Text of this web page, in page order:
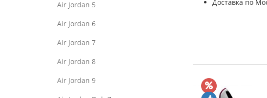
Air Jordan 5
Air Jordan 6
Air Jordan 7
Air Jordan 8
Air Jordan 9
Доставка по